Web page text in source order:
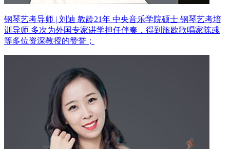
钢琴艺考导师 | 刘迪 教龄21年 中央音乐学院硕士 钢琴艺考培
训导师 多次为外国专家讲学担任伴奏，得到旅欧歌唱家陈彧
等多位资深教授的赞誉；